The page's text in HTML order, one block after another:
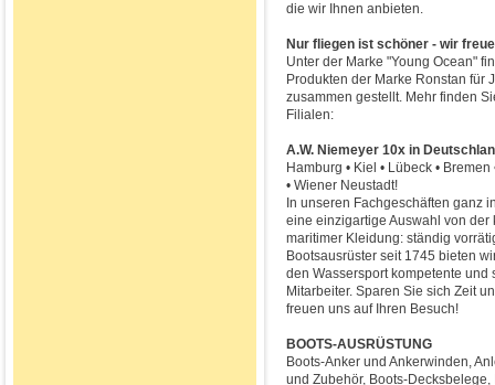
die wir Ihnen anbieten.
Nur fliegen ist schöner - wir
Unter der Marke "Young Ocean"
Produkten der Marke Ronstan für
zusammen gestellt. Mehr finden
Filialen:
A.W. Niemeyer 10x in
Hamburg • Kiel • Lübeck •
• Wiener Neustadt!
In unseren Fachgeschäften ganz
eine einzigartige Auswahl von
maritimer Kleidung: ständig
Bootsausrüster seit 1745 bieten
den Wassersport kompetente
Mitarbeiter. Sparen Sie sich Zeit
freuen uns auf Ihren Besuch!
BOOTS-AUSRÜSTUNG
Boots-Anker und Ankerwinden,
und Zubehör, Boots-